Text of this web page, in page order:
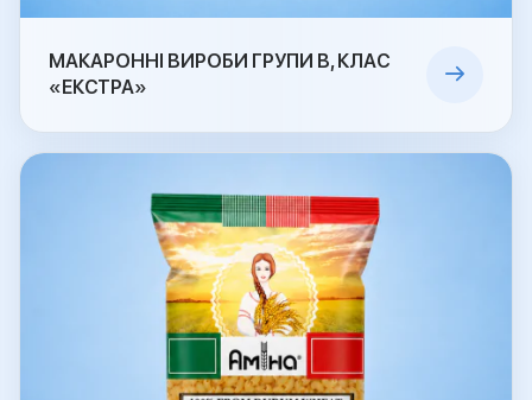
МАКАРОННІ ВИРОБИ ГРУПИ В, КЛАС
«ЕКСТРА»